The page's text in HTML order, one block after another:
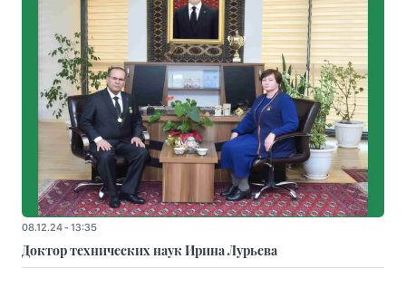
08.12.24 - 13:35
Доктор технических наук Ирина Лурьева